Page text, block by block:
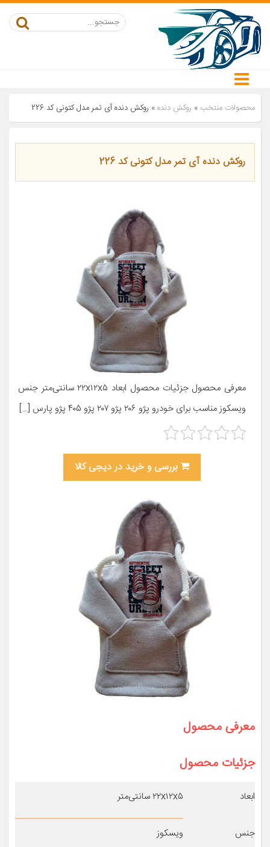
محصولات منتخب » روکش دنده» روکش دنده آی تمر مدل کتونی کد 226
روکش دنده آی تمر مدل کتونی کد 226
معرفی محصول جزئیات محصول ابعاد ۲۲x۱۲x۵ سانتی‌متر جنس
ویسکوز مناسب برای خودرو پژو ۲۰۶ پژو ۲۰۷ پژو ۴۰۵ پژو پارس […]
بررسی و خرید در دیجی کالا
معرفی محصول
جزئیات محصول
ابعاد ۲۲x۱۲x۵ سانتی‌متر
جنس ویسکوز